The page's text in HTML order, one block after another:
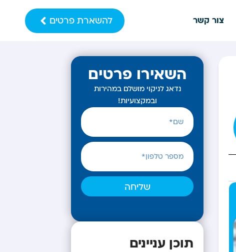
צור קשר להשארת פרטים
השאירו פרטים
נדאג לניקוי מושלם במהירות
ובמקצועיות!
שליחה
תוכן עניינים